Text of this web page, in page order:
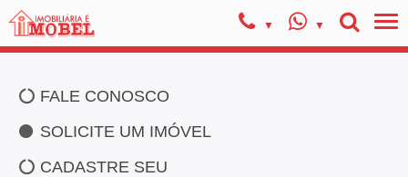
FALE CONOSCO
SOLICITE UM IMÓVEL
CADASTRE SEU